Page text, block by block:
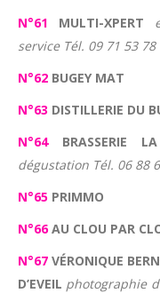
N°61 MULTI-XPERT
service Tél. 09 71 53 78
N°62 BUGEY MAT
N°63 DISTILLERIE DU
N°64BRASSERIE LA
dégustation Tél. 06 88
N°65 PRIMMO
N°66AU CLOU PAR
N°67 VÉRONIQUE
D’EVEIL photographie